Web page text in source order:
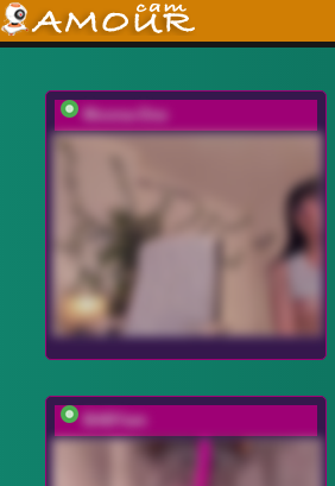
Moona-One
BABYam